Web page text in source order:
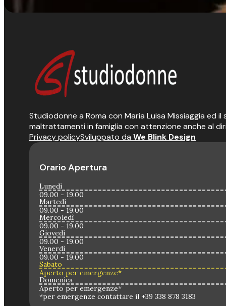
Studiodonne a Roma con Maria Luisa Missiaggia ed
maltrattamenti in famiglia con attenzione anche al
Privacy policySviluppato da We Blink Design
Orario Apertura
Lunedì
09.00 - 19.00
Martedì
09.00 - 19.00
Mercoledì
09.00 - 19.00
Giovedì
09.00 - 19.00
Venerdì
09.00 - 19.00
Sabato
Aperto per emergenze*
Domenica
Aperto per emergenze*
*per emergenze contattare il +39 338 878 3183